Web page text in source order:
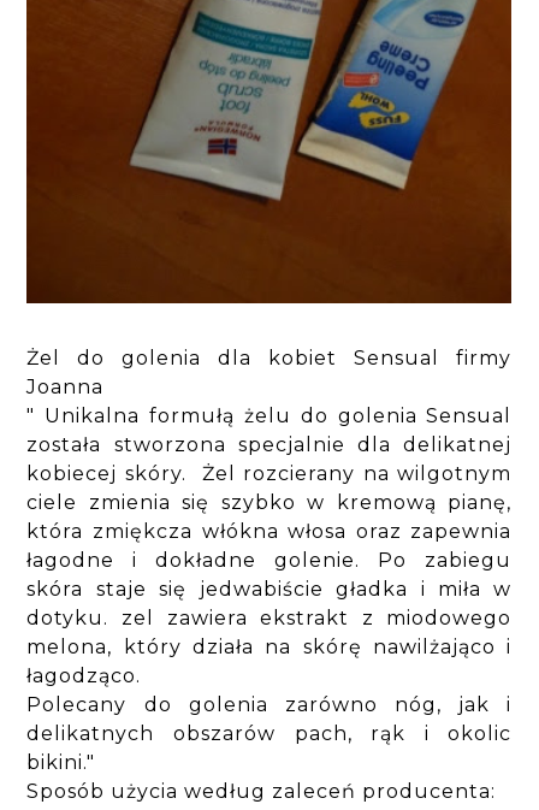
Żel do golenia dla kobiet Sensual firmy
Joanna
" Unikalna formułą żelu do golenia Sensual
została stworzona specjalnie dla delikatnej
kobiecej skóry. Żel rozcierany na wilgotnym
ciele zmienia się szybko w kremową pianę,
która zmiękcza włókna włosa oraz zapewnia
łagodne i dokładne golenie. Po zabiegu
skóra staje się jedwabiście gładka i miła w
dotyku. zel zawiera ekstrakt z miodowego
melona, który działa na skórę nawilżająco i
łagodząco.
Polecany do golenia zarówno nóg, jak i
delikatnych obszarów pach, rąk i okolic
bikini."
Sposób użycia według zaleceń producenta: